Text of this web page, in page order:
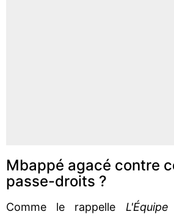
Mbappé agacé contre
passe-droits ?
Comme le rappelle L'Équipe